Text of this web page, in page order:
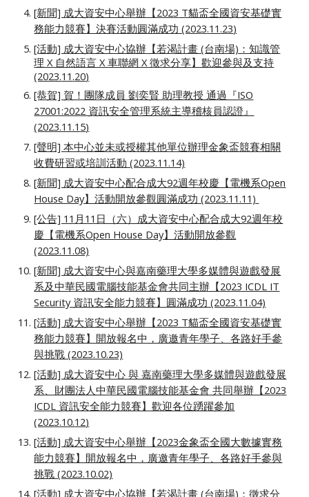
[新聞] 成大資安中心舉辦【2023 T貓盃全國資安基礎實
務能力競賽】決賽活動圓滿成功 (2023.11.23)
[活動] 成大資安中心協辦【若渴計畫 (台南場)：知識管
理 X 自然語言 X 車聯網 X 徵求分享】歡迎參與及支持
(2023.11.20)
[恭賀]賀！團隊成員 劉奕賢 助理教授 通過『ISO
27001:2022 資訊安全管理系統主導稽核員認證』
(2023.11.1 5)
[聲明] 本中心並未或授權其他單位辦理金象盃競賽相關
收費研習或培訓活動 (2023.11.14)
[新聞] 成大資安中心配合成大92週年校慶【電機系Open
House Day】活動開放參觀圓滿成功 (2023.11.11)
[公告] 11月11日（六）成大資安中心配合成大92週年校
慶【電機系Open House Day】活動開放參觀
(2023.11.08)
[新聞] 成大資安中心與嘉南藥理大學多媒體與遊戲發展
系及中華民國電腦技能基金會共同主辦【2023 ICDL IT
Security 資訊安全能力競賽】圓滿成功 (2023.11.04)
[活動] 成大資安中心舉辦【2023 T貓盃全國資安基礎實
務能力競賽】開放報名中，廣邀青年學子、各路好手參
與挑戰 (2023.10.23)
[活動] 成大資安中心 與 嘉南藥理大學多媒體與遊戲發展
系、 財團法人中華民國電腦技能基金會 共同舉辦【2023
ICDL 資訊安全能力競賽】歡迎各位踴躍參加
(2023.10.12)
[活動] 成大資安中心舉辦【2023金象盃全國大數據實務
能力競賽】開放報名中，廣邀青年學子、各路好手參與
挑戰 (2023.10.02)
[活動] 成大資安中心協辦【若渴計畫 (台南場)：徵求分